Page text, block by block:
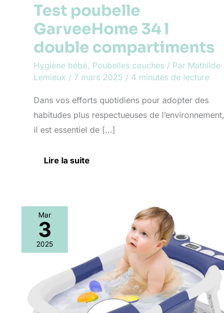
Test poubelle
GarveeHome 34 l
double compartiments
Hygiène bébé, Poubelles couches / Par Mathilde
Lemieux / 7 mars 2025 / 4 minutes de lecture
Dans vos efforts quotidiens pour adopter des
habitudes plus respectueuses de l’environnement,
il est essentiel de […]
Lire la suite
Mar
3
2025
Test
de
la
bébé
SolDazz